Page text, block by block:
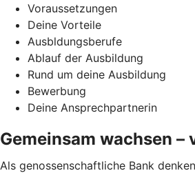
Voraussetzungen
Deine Vorteile
Ausbldungsberufe
Ablauf der Ausbildung
Rund um deine Ausbildung
Bewerbung
Deine Ansprechpartnerin
Gemeinsam wachsen –
Als genossenschaftliche Bank